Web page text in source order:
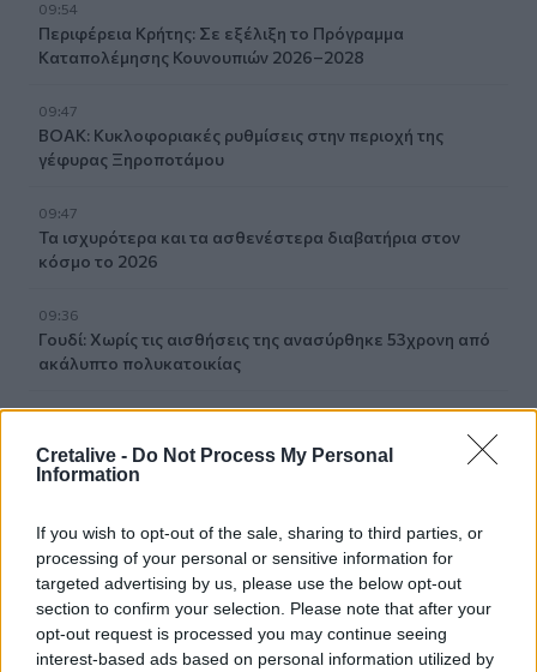
Cretalive - Do Not Process My Personal
Information
If you wish to opt-out of the sale, sharing to third parties, or
processing of your personal or sensitive information for
targeted advertising by us, please use the below opt-out
section to confirm your selection. Please note that after your
opt-out request is processed you may continue seeing
interest-based ads based on personal information utilized by
09:54
Περιφέρεια Κρήτης: Σε εξέλιξη το Πρόγραμμα
Καταπολέμησης Κουνουπιών 2026–2028
09:47
ΒΟΑΚ: Κυκλοφοριακές ρυθμίσεις στην περιοχή της
γέφυρας Ξηροποτάμου
09:47
Τα ισχυρότερα και τα ασθενέστερα διαβατήρια στον
κόσμο το 2026
09:36
Γουδί: Χωρίς τις αισθήσεις της ανασύρθηκε 53χρονη από
ακάλυπτο πολυκατοικίας
09:35
συνταξιοδοτήσεις- Ελάχιστες οι θέσεις στο Ηράκλειο
Σέρρες: Δύο νεκροί μετά από μετωπική σύγκρουση ΙΧ με
φορτηγό στην Παλαιοκώμη
Μακελειό σε σχολείο στην Ταϊλάνδη: Στους 7 οι νεκροί